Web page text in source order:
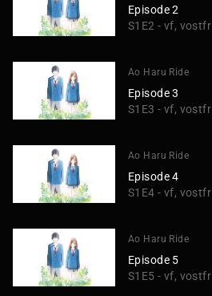
Episode 2
S1E2 - vf, vostfr
Ao Haru Ride
Episode 3
S1E3 - vf, vostfr
Ao Haru Ride
Episode 4
S1E4 - vf, vostfr
Ao Haru Ride
Episode 5
S1E5 - vf, vostfr